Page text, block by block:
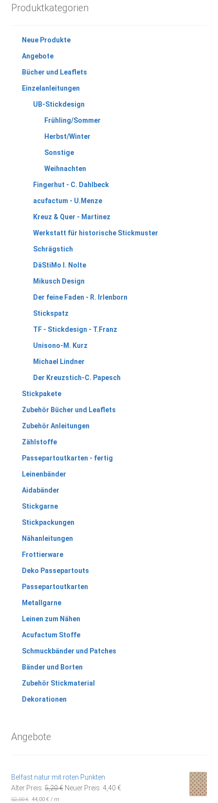
Produktkategorien
Neue Produkte
Angebote
Bücher und Leaflets
Einzelanleitungen
UB-Stickdesign
Frühling/Sommer
Herbst/Winter
Sonstige
Weihnachten
Fingerhut - C. Dahlbeck
acufactum - U.Menze
Kreuz & Quer - Martinez
Werkstatt für historische Stickmuster
Schrägstich
DäStiMo I. Nolte
Mikusch Design
Der feine Faden - R. Irlenborn
Stickspatz
TF - Stickdesign - T.Franz
Unisono-M. Kurz
Michael Lindner
Der Kreuzstich-C. Papesch
Stickpakete
Zubehör Bücher und Leaflets
Zubehör Anleitungen
Zählstoffe
Passepartoutkarten - fertig
Leinenbänder
Aidabänder
Stickgarne
Stickpackungen
Nähanleitungen
Frottierware
Deko Passepartouts
Passepartoutkarten
Metallgarne
Leinen zum Nähen
Acufactum Stoffe
Schmuckbänder und Patches
Bänder und Borten
Zubehör Stickmaterial
Dekorationen
Angebote
Belfast natur mit roten Punkten
Alter Preis: 5,20€ Ursprünglicher
Neuer Preis: 4,40 €Aktueller
52,00€ 44,00€ / m